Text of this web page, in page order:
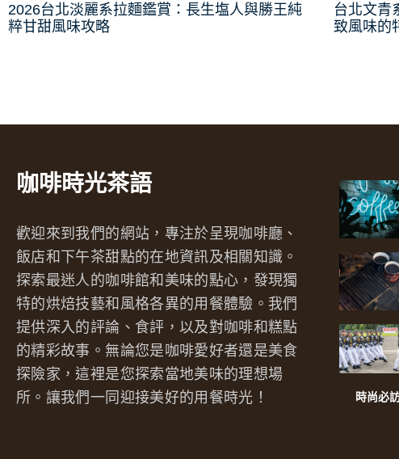
2026台北淡麗系拉麵鑑賞：長生塩人與勝王純
粹甘甜風味攻略
台北文青
致風味的
咖啡時光茶語
歡迎來到我們的網站，專注於呈現咖啡廳、
飯店和下午茶甜點的在地資訊及相關知識。
探索最迷人的咖啡館和美味的點心，發現獨
特的烘焙技藝和風格各異的用餐體驗。我們
提供深入的評論、食評，以及對咖啡和糕點
的精彩故事。無論您是咖啡愛好者還是美食
探險家，這裡是您探索當地美味的理想場
所。讓我們一同迎接美好的用餐時光！
時尚必